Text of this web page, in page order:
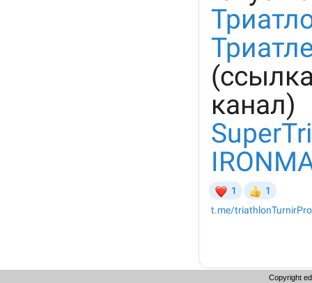
Copyright